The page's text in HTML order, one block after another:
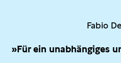
Fabio
»Für ein unabhängiges